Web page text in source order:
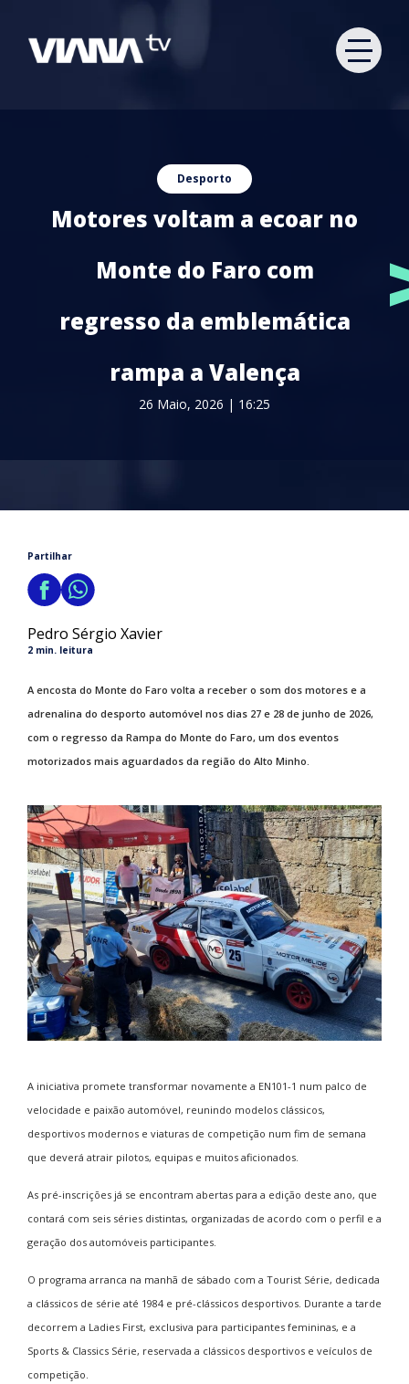
Desporto
Motores voltam a ecoar no
Monte do Faro com
regresso da emblemática
rampa a Valença
26 Maio, 2026 | 16:25
Partilhar
Pedro Sérgio Xavier
2 min. leitura
A encosta do Monte do Faro volta a receber o som dos motores e a
adrenalina do desporto automóvel nos dias 27 e 28 de junho de 2026,
com o regresso da Rampa do Monte do Faro, um dos eventos
motorizados mais aguardados da região do Alto Minho.
A iniciativa promete transformar novamente a EN101-1 num palco de
velocidade e paixão automóvel, reunindo modelos clássicos,
desportivos modernos e viaturas de competição num fim de semana
que deverá atrair pilotos, equipas e muitos aficionados.
As pré-inscrições já se encontram abertas para a edição deste ano, que
contará com seis séries distintas, organizadas de acordo com o perfil e a
geração dos automóveis participantes.
O programa arranca na manhã de sábado com a Tourist Série, dedicada
a clássicos de série até 1984 e pré-clássicos desportivos. Durante a tarde
decorrem a Ladies First, exclusiva para participantes femininas, e a
Sports & Classics Série, reservada a clássicos desportivos e veículos de
competição.